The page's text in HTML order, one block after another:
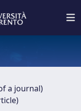
a journal)